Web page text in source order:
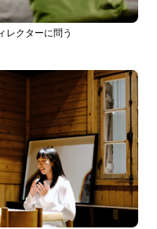
レクターに問う